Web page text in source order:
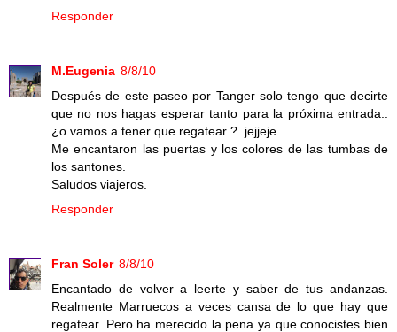
Responder
M.Eugenia 8/8/10
Después de este paseo por Tanger solo tengo que decirte
que no nos hagas esperar tanto para la próxima entrada..
¿o vamos a tener que regatear ?..jejjeje.
Me encantaron las puertas y los colores de las tumbas de
los santones.
Saludos viajeros.
Responder
Fran Soler 8/8/10
Encantado de volver a leerte y saber de tus andanzas.
Realmente Marruecos a veces cansa de lo que hay que
regatear. Pero ha merecido la pena ya que conocistes bien